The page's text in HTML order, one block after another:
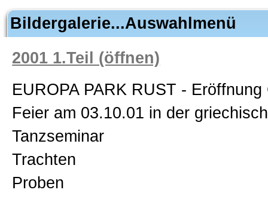
Bildergalerie...Auswahlmenü
2001 1.Teil (öffnen)
EUROPA PARK RUST -
Feier am 03.10.01 in der
Tanzseminar
Trachten
Proben